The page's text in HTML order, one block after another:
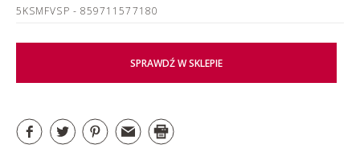
5KSMFVSP - 859711577180
SPRAWDŹ W SKLEPIE